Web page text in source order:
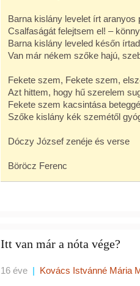
Barna kislány levelet írt aranyos
Csalfaságát felejtsem el! –
Barna kislány leveled későn
Van már nékem szőke hajú,
Fekete szem, Fekete szem,
Azt hittem, hogy hű szerelem
Fekete szem kacsintása
Szőke kislány kék szemétől
Dóczy József zenéje és verse
Böröcz Ferenc
Itt van már a nóta vége?
16 éve | Kovács Istvánné Mária